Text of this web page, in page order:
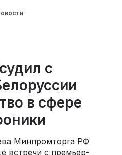
с
в сфере
Минпромторга РФ
встречи с премьер-